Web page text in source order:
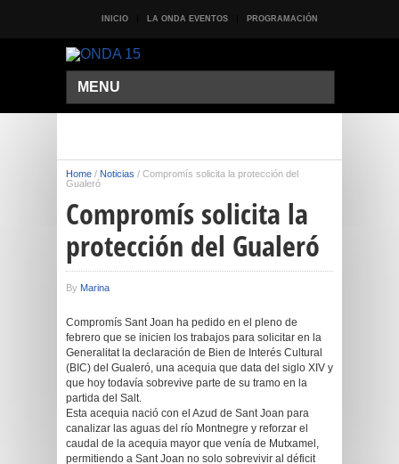
INICIO LA ONDA EVENTOS PROGRAMACIÓN
MENU
Home / Noticias / Compromís solicita la protección del
Gualeró
Compromís solicita la
protección del Gualeró
By Marina
Compromís Sant Joan ha pedido en el pleno de
febrero que se inicien los trabajos para solicitar en la
Generalitat la declaración de Bien de Interés Cultural
(BIC) del Gualeró, una acequia que data del siglo XIV y
que hoy todavía sobrevive parte de su tramo en la
partida del Salt.
Esta acequia nació con el Azud de Sant Joan para
canalizar las aguas del río Montnegre y reforzar el
caudal de la acequia mayor que venía de Mutxamel,
permitiendo a Sant Joan no solo sobrevivir al déficit